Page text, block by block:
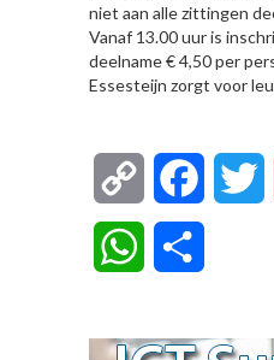
niet aan alle zittingen
Vanaf 13.00 uur is
deelname € 4,50 per
Essesteijn zorgt voor
Copy
Link
WhatsApp